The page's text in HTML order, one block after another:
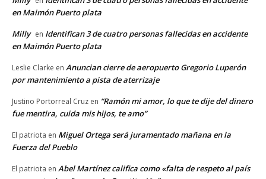
en Maimón Puerto plata
Milly en Identifican 3 de cuatro personas fallecidas en accidente
en Maimón Puerto plata
Leslie Clarke en Anuncian cierre de aeropuerto Gregorio Luperón
por mantenimiento a pista de aterrizaje
Justino Portorreal Cruz en “Ramón mi amor, lo que te dije del dinero
fue mentira, cuida mis hijos, te amo”
El patriota en Miguel Ortega será juramentado mañana en la
Fuerza del Pueblo
El patriota en Abel Martínez califica como «falta de respeto al país